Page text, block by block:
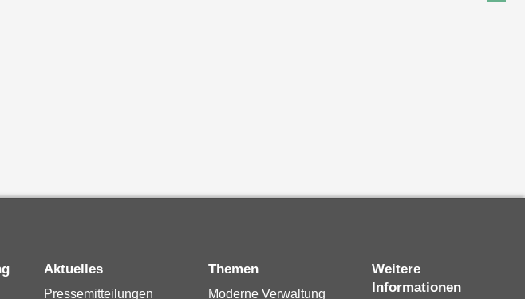
Aktuelles
Pressemitteilungen
Themen
Moderne Verwaltung
Weitere
Informationen